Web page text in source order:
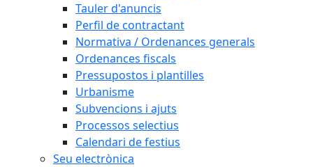
Tauler d'anuncis
Perfil de contractant
Normativa / Ordenances generals
Ordenances fiscals
Pressupostos i plantilles
Urbanisme
Subvencions i ajuts
Processos selectius
Calendari de festius
Seu electrònica